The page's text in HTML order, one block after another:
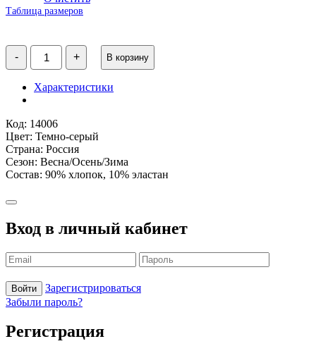
Таблица размеров
-
Количество
товара
Лосины
для
девочки
серые
WB
+ В корзину
Характеристики
Код: 14006
Цвет: Темно-серый
Страна: Россия
Сезон: Весна/Осень/Зима
Состав: 90% хлопок, 10% эластан
Вход в личный кабинет
Войти
Зарегистрироваться
Забыли пароль?
Регистрация